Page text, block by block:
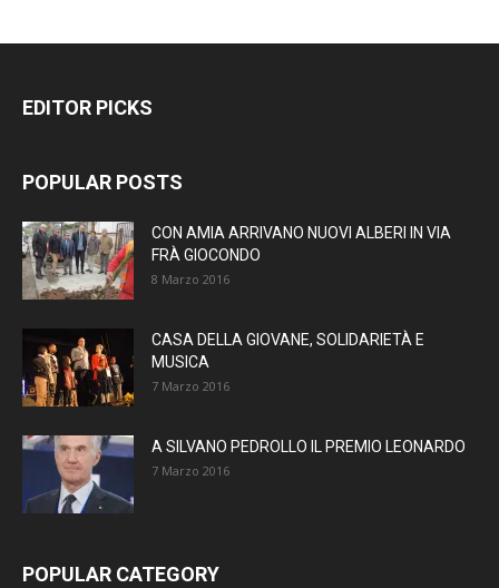
EDITOR PICKS
POPULAR POSTS
CON AMIA ARRIVANO NUOVI ALBERI IN VIA
FRÀ GIOCONDO
8 Marzo 2016
CASA DELLA GIOVANE, SOLIDARIETÀ E
MUSICA
7 Marzo 2016
A SILVANO PEDROLLO IL PREMIO LEONARDO
7 Marzo 2016
POPULAR CATEGORY